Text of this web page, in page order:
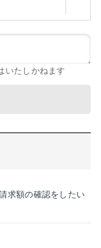
いたしかねます
求額の確認をしたい